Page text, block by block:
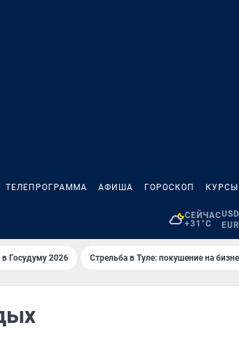
ТЕЛЕПРОГРАММА АФИША ГОРОСКОП
СЕЙЧАС
+31°C
Госудуму 2026 Стрельба в Туле: покушение на